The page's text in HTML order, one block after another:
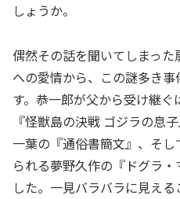
しょうか。
偶然その話を聞いてしまっ
への愛情から、この謎多き
す。恭一郎が父から受け継
『怪獣島の決戦 ゴジラの息
一葉の『通俗書簡文』、そ
られる夢野久作の『ドグラ
した。一見バラバラに見え